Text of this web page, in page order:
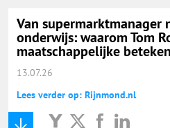
Van supermarktmanager
onderwijs: waarom Tom
maatschappelijke
13.07.26
Lees verder op: Rijnmond.nl